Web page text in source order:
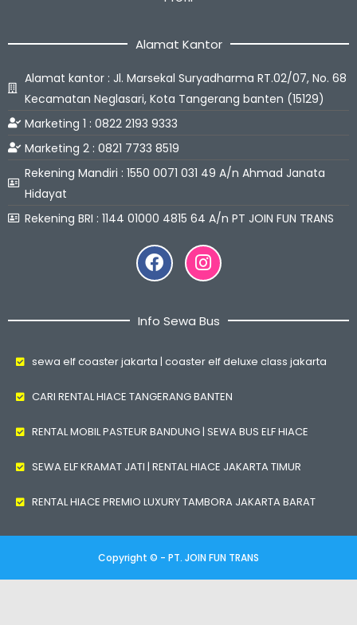
Alamat Kantor
Alamat kantor : Jl. Marsekal Suryadharma RT.02/07, No. 68
Kecamatan Neglasari, Kota Tangerang banten (15129)
Marketing 1 : 0822 2193 9333
Marketing 2 : 0821 7733 8519
Rekening Mandiri : 1550 0071 031 49 A/n Ahmad Janata
Hidayat
Rekening BRI : 1144 01000 4815 64 A/n PT JOIN FUN TRANS
FacebookInstagram
Info Sewa Bus
sewa elf coaster jakarta | coaster elf deluxe class jakarta
CARI RENTAL HIACE TANGERANG BANTEN
RENTAL MOBIL PASTEUR BANDUNG | SEWA BUS ELF HIACE
SEWA ELF KRAMAT JATI | RENTAL HIACE JAKARTA TIMUR
RENTAL HIACE PREMIO LUXURY TAMBORA JAKARTA BARAT
Copyright © - PT. JOIN FUN TRANS